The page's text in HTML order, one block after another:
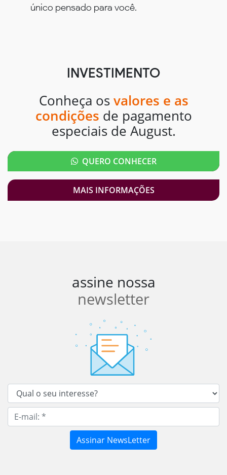
único pensado para você.
INVESTIMENTO
Conheça os valores e as
condições de pagamento
especiais de August.
QUERO CONHECER
MAIS INFORMAÇÕES
assine nossa
newsletter